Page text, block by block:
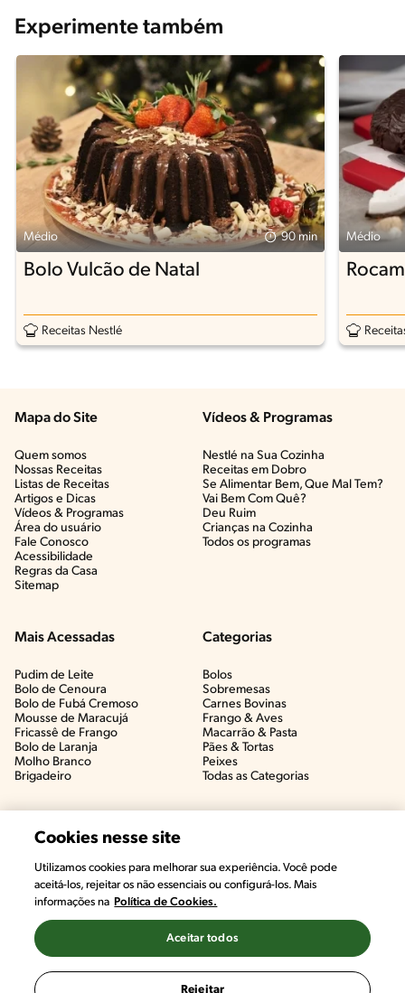
Experimente também
Médio 90 min
Bolo Vulcão de Natal
Receitas Nestlé
Médio
Mapa do Site
Quem somos
Nossas Receitas
Listas de Receitas​
Artigos e Dicas​
Vídeos & Programas​
Área do usuário
Fale Conosco
Acessibilidade
Regras da Casa
Sitemap
Vídeos & Programas​
Nestlé na Sua Cozinha
Receitas em Dobro
Se Alimentar Bem, Que Mal Tem?​
Vai Bem Com Quê?​
Deu Ruim​
Crianças na Cozinha​
Todos os programas
Mais Acessadas
Pudim de Leite
Bolo de Cenoura
Bolo de Fubá Cremoso
Mousse de Maracujá
Fricassê de Frango
Bolo de Laranja
Molho Branco
Brigadeiro
Categorias
Bolos
Sobremesas
Carnes Bovinas​
Frango & Aves​
Macarrão & Pasta​
Pães & Tortas​
Peixes
Todas as Categorias
Cookies nesse site
Utilizamos cookies para melhorar sua experiência. Você pode
aceitá-los, rejeitar os não essenciais ou configurá-los. Mais
informações na Política de Cookies.
Rejeitar
Aceitar todos